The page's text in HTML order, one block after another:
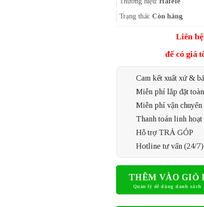
Trạng thái: Còn hàng
Liên
để có giá
Cam kết xuất xứ &
Miễn phí lắp đặt
Miễn phí vận chuyển
Thanh toán linh hoạt
Hỗ trợ TRẢ GÓP
Hotline tư vấn (24/
THÊM VÀO GIỎ